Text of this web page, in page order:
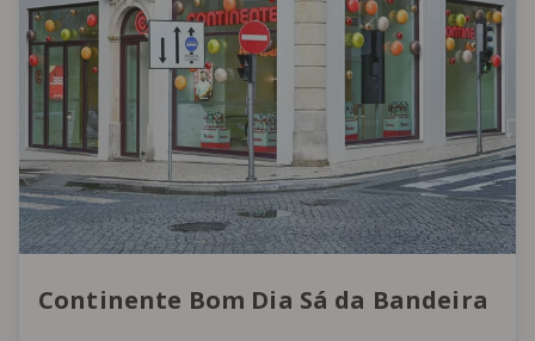
Continente Bom Dia Sá da Bandeira